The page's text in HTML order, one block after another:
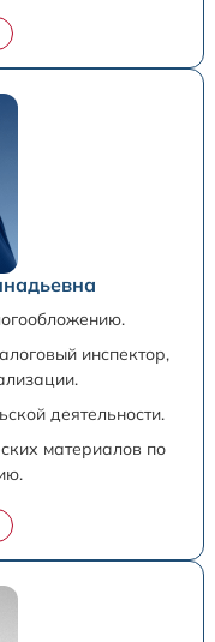
инспектор,
деятельности.
материалов по